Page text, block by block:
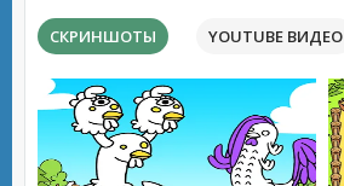
СКРИНШОТЫ YOUTUBE ВИДЕО